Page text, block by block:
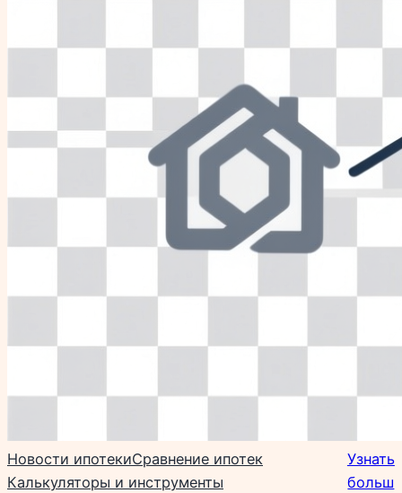
Новости ипотекиСравнение ипотек
Калькуляторы и инструменты
Узнать
больш